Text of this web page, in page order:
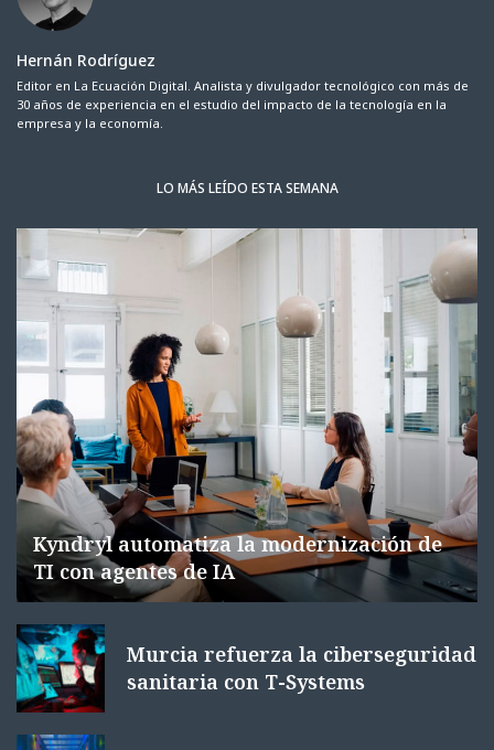
Hernán Rodríguez
Editor en La Ecuación Digital. Analista y divulgador tecnológico con más de
30 años de experiencia en el estudio del impacto de la tecnología en la
empresa y la economía.
LO MÁS LEÍDO ESTA SEMANA
Kyndryl automatiza la modernización de
TI con agentes de IA
Murcia refuerza la ciberseguridad
sanitaria con T-Systems